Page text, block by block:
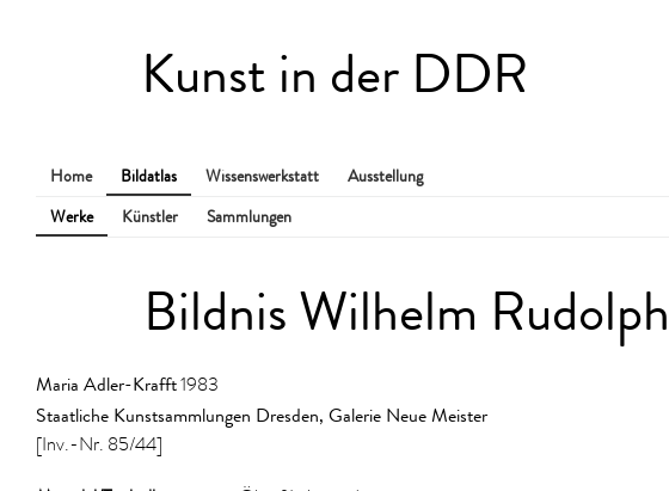
Kunst in der DDR
Home Bildatlas Wissenswerkstatt
Ausstellung
Werke
Künstler Sammlungen
Bildnis Wilhelm Rudolph
Maria Adler-Krafft1983
Staatliche Kunstsammlungen Dresden, Galerie Neue Meister
[Inv.-Nr. 85/44]